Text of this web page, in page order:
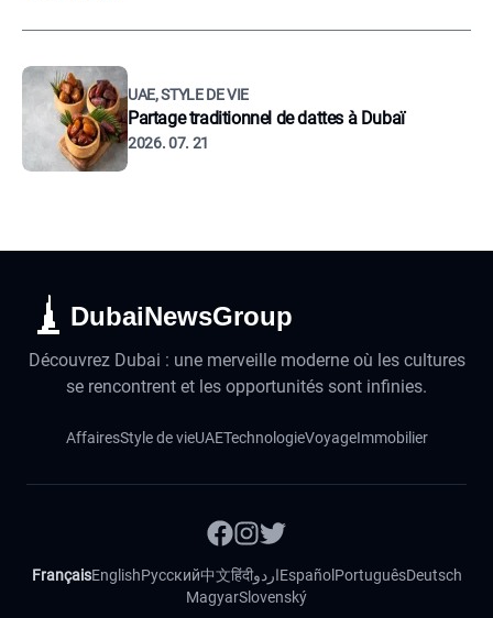
UAE, STYLE DE VIE
Partage traditionnel de dattes à Dubaï
2026. 07. 21
DubaiNewsGroup
Découvrez Dubai : une merveille moderne où les cultures
se rencontrent et les opportunités sont infinies.
AffairesStyle de vieUAETechnologieVoyageImmobilier
FrançaisEnglishРусский中文हिंदीاردوEspañol PortuguêsDeutsch
MagyarSlovenský